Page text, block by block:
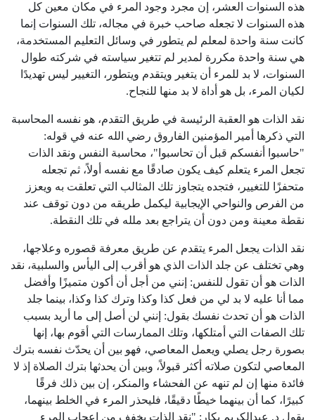
هذه السنوات العشر، إن مجرد وجود المرء في مكان معين كل
هذه السنوات لا تجعله صاحب خبرة في مجاله، تلك السنوات إنما
كانت سنة واحدة لمعلم لم يتطور في وسائل التعليم المستخدمة،
هي سنة واحدة مكررة لمدير لم تتغير سياسته في شركته طوال
السنوات، لا بد للمرء أن يتغير ويتقدم ويتطور، التغيير ليس تهديدًا
لكيان المرء، بل هو أداة لا بد منها للنجاح.
نقد الذات هو العقبة الرئيسة في طريق التقدم، هو نفسه المحاسبة
التي ذكرها أمير المؤمنين الفاروق رضي الله عنه في قوله:
"حاسبوا أنفسكم قبل أن تحاسبوا"، محاسبة النفس ونقد الذات
تجعل المرء يتعلم كيف يكون صادقًا مع نفسه أولاً، ثم تجعله
متحفزًا للتغيير، فتجده يتجاوز تلك المثالب التي تعلقت به ويعزز
من الفرص والنواحي الإيجابية ليكمل طريقه من دون توقف عند
نقطة معينة ومن دون أن يتراجع بعد ملله في تلك النقطة.
نقد الذات يجعل المرء يتقدم عن طريق معرفة قصوره وعلاجها،
وهي تختلف عن جلد الذات الذي هو أقرب إلى اليأس والسلبية، نقد
الذات هو أن تقول للنفس: إنني من أجل أن أكون متميزًا وأفضل
مما أنا عليه لا بد لي من فعل كذا وكذا وترك كذا وكذا، بينما جلد
الذات هو أن تحدث نفسك بقول: إنني لن أصل إلى ما أريد بسبب
تلك الصفات التي أمتلكها، وتلك الممارسات التي أقوم بها، إنها
بصورة رجل يصلي ويعمل المعاصي، فهو بين أن يحدّث نفسه بترك
المعاصي لتكون صلاته أكثر قبولاً، وبين أن يحدثها بترك الصلاة إذ لا
فائدة منها إن لم تنهه عن الفحشاء والمنكر، إن بين ذلك فرقًا
كبيرًا، كما أن بينهما خيطًا دقيقًا، فليحذر المرء في الخلط بينهما،
يقول د. عبدالكريم بكار: "نقد الذات يخفف من إعجاب المرء